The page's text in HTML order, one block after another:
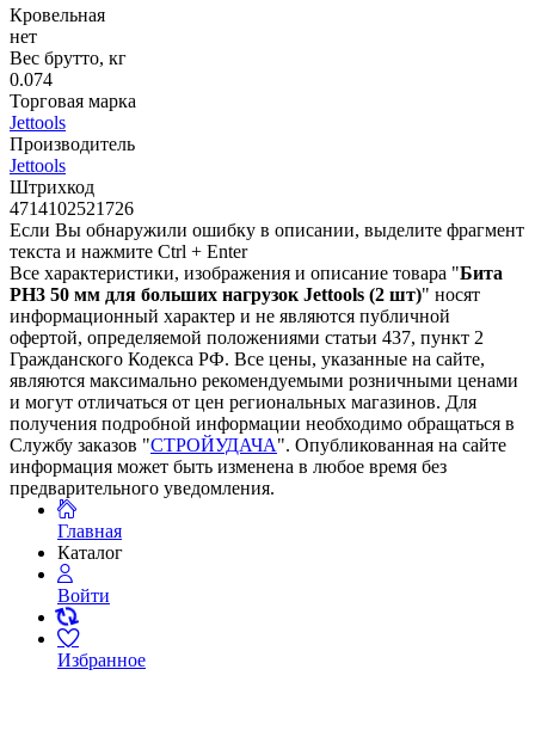
Кровельная
нет
Вес брутто, кг
0.074
Торговая марка
Jettools
Производитель
Jettools
Штрихкод
4714102521726
Если Вы обнаружили ошибку в описании, выделите фрагмент
текста и нажмите Ctrl + Enter
Все характеристики, изображения и описание товара "Бита
PH3 50 мм для больших нагрузок Jettools (2 шт)" носят
информационный характер и не являются публичной
офертой, определяемой положениями статьи 437, пункт 2
Гражданского Кодекса РФ. Все цены, указанные на сайте,
являются максимально рекомендуемыми розничными ценами
и могут отличаться от цен региональных магазинов. Для
получения подробной информации необходимо обращаться в
Службу заказов "СТРОЙУДАЧА". Опубликованная на сайте
информация может быть изменена в любое время без
предварительного уведомления.
Главная
Каталог
Войти
Избранное